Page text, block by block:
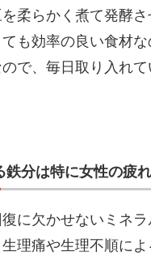
柔らかく煮て発酵
も効率の良い食材
で、毎日取り入れて
鉄分は特に女性の疲
に欠かせないミネ
理痛や生理不順に